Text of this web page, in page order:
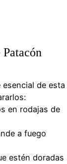
Patacón
de esta
en rodajas de
a fuego
estén doradas